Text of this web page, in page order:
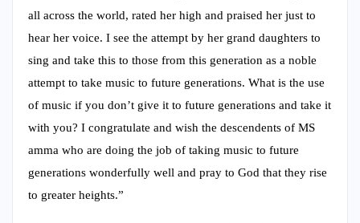
all across the world, rated her high and praised her just to
hear her voice. I see the attempt by her grand daughters to
sing and take this to those from this generation as a noble
attempt to take music to future generations. What is the use
of music if you don’t give it to future generations and take it
with you? I congratulate and wish the descendents of MS
amma who are doing the job of taking music to future
generations wonderfully well and pray to God that they rise
to greater heights.”